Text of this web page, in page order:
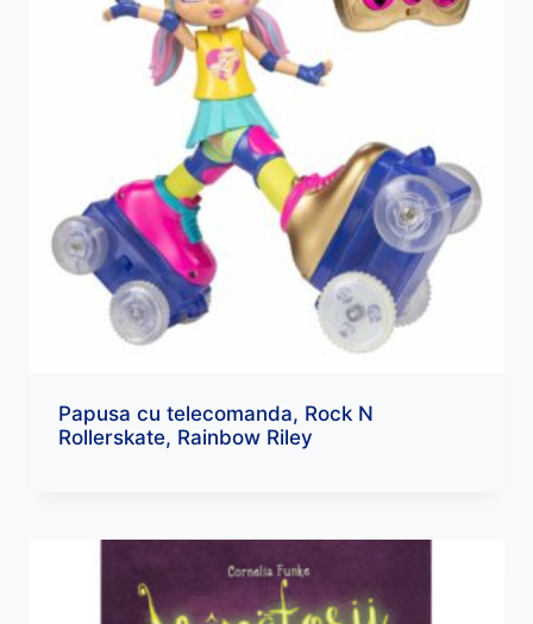
Papusa cu telecomanda, Rock N
Rollerskate, Rainbow Riley